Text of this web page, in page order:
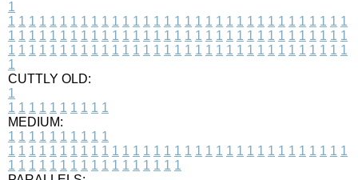
1
1 1 1 1 1 1 1 1 1 1 1 1 1 1 1 1 1 1 1 1 1 1 1 1 1 1 1 1 1 1 1 1 1
1 1 1 1 1 1 1 1 1 1 1 1 1 1 1 1 1 1 1 1 1 1 1 1 1 1 1 1 1 1 1 1 1
1 1 1 1 1 1 1 1 1 1 1 1 1 1 1 1 1 1 1 1 1 1 1 1 1 1 1 1 1 1 1 1 1
1
CUTTLY OLD:
1
1 1 1 1 1 1 1 1 1 1
MEDIUM:
1 1 1 1 1 1 1 1 1 1
1 1 1 1 1 1 1 1 1 1 1 1 1 1 1 1 1 1 1 1 1 1 1 1 1 1 1 1 1 1 1 1 1
1 1 1 1 1 1 1 1 1 1 1 1 1 1 1 1 1